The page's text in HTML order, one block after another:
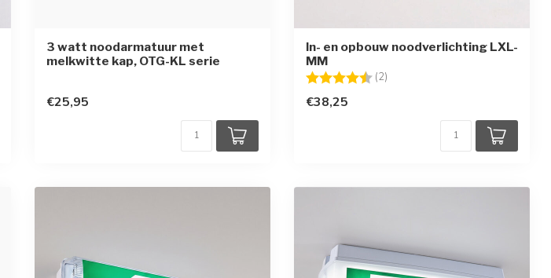
3 watt noodarmatuur met
melkwitte kap, OTG-KL serie
€25,95
In- en opbouw noodverlichting LXL-
MM
Beoordeling: (2)
€38,25